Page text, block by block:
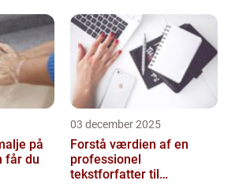
på
får du
03 december 2025
Forstå værdien af en
professionel
tekstforfatter til